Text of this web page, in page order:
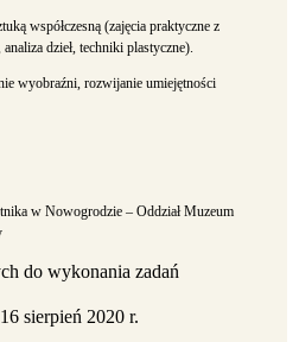
współczesną (zajęcia praktyczne z
dzieł, techniki plastyczne).
wyobraźni, rozwijanie umiejętności
w Nowogrodzie – Oddział Muzeum
do wykonania zadań
sierpień 2020 r.